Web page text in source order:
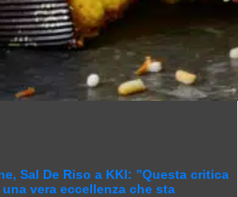
Sal De Riso a KKI: ”Questa critica
vera eccellenza che sta